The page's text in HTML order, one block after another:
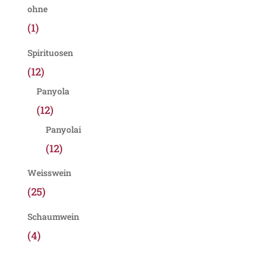
ohne
(1)
Spirituosen
(12)
Panyola
(12)
Panyolai
(12)
Weisswein
(25)
Schaumwein
(4)